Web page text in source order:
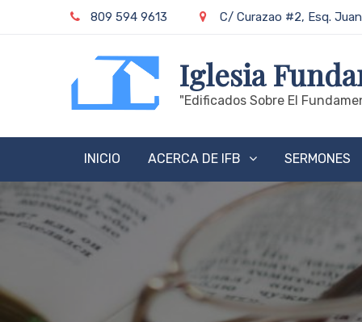
809 594 9613 C/ Curazao #2, Esq.
Iglesia
"edificados Sobre El
INICIO ACERCA DE IFB SERMONES